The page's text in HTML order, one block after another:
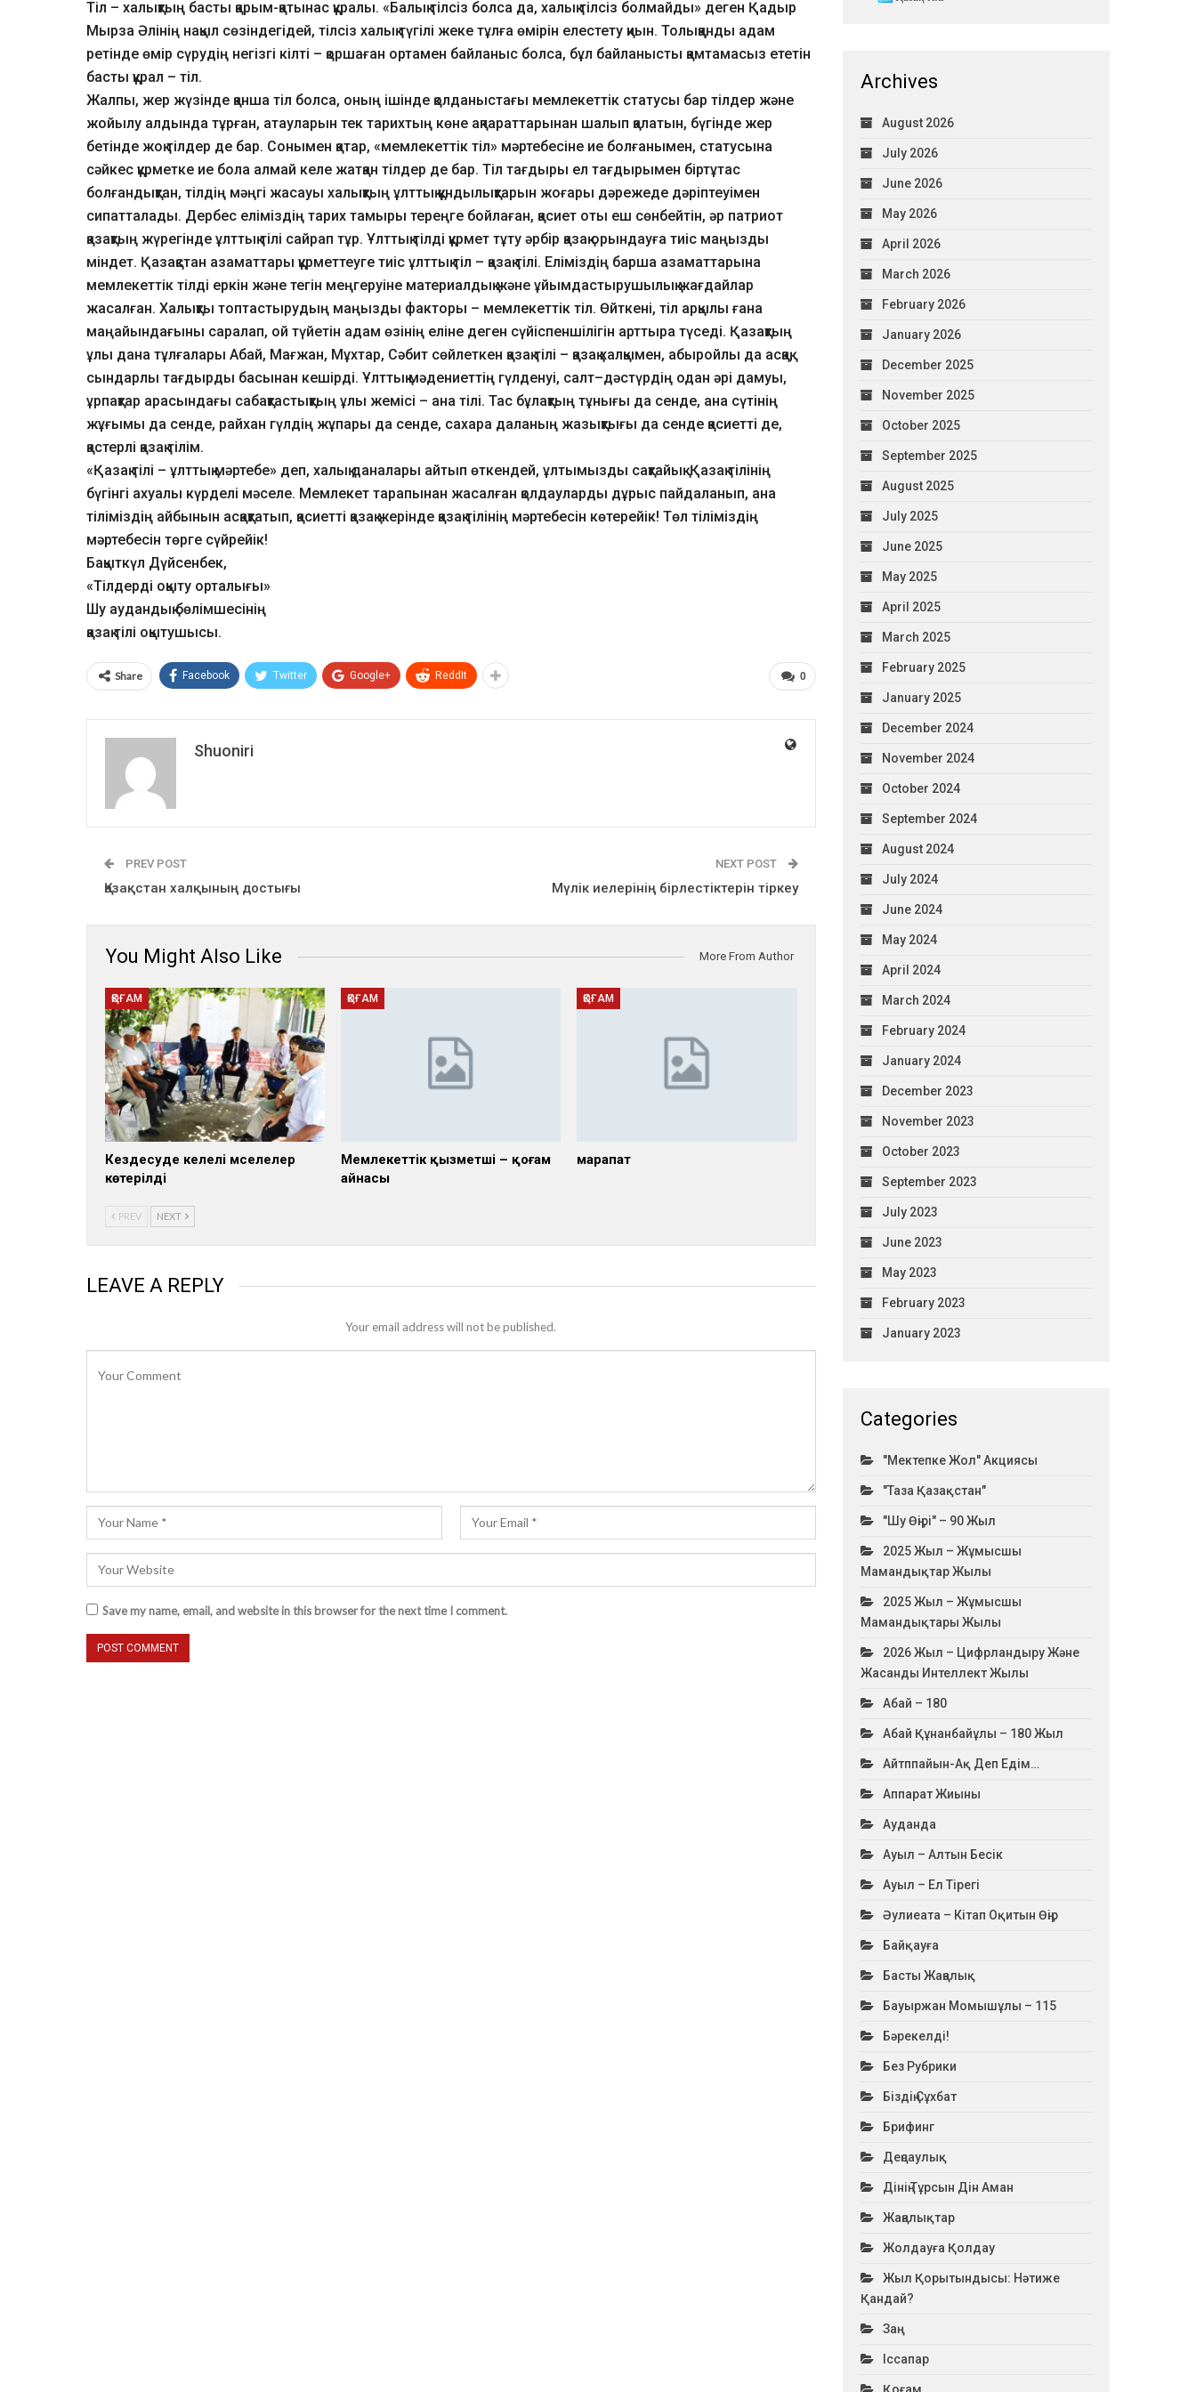
Тіл – халықтың басты қарым-қатынас құралы. «Балық тілсіз болса да, халық тілсіз болмайды» деген Қадыр
Мырза Әлінің нақыл сөзіндегідей, тілсіз халық түгілі жеке тұлға өмірін елестету қиын. Толыққанды адам
ретінде өмір сүрудің негізгі кілті – қоршаған ортамен байланыс болса, бұл байланысты қамтамасыз ететін
басты құрал – тіл.
Жалпы, жер жүзінде қанша тіл болса, оның ішінде қолданыстағы мемлекеттік статусы бар тілдер және
жойылу алдында тұрған, атауларын тек тарихтың көне ақпараттарынан шалып қалатын, бүгінде жер
бетінде жоқ тілдер де бар. Сонымен қатар, «мемлекеттік тіл» мәртебесіне ие болғанымен, статусына
сәйкес құрметке ие бола алмай келе жатқан тілдер де бар. Тіл тағдыры ел тағдырымен біртұтас
болғандықтан, тілдің мәңгі жасауы халықтың ұлттық құндылықтарын жоғары дәрежеде дәріптеуімен
сипатталады. Дербес еліміздің тарих тамыры тереңге бойлаған, қасиет оты еш сөнбейтін, әр патриот
қазақтың жүрегінде ұлттық тілі сайрап тұр. Ұлттық тілді құрмет тұту әрбір қазақ орындауға тиіс маңызды
міндет. Қазақстан азаматтары құрметтеуге тиіс ұлттық тіл – қазақ тілі. Еліміздің барша азаматтарына
мемлекеттік тілді еркін және тегін меңгеруіне материалдық және ұйымдастырушылық жағдайлар
жасалған. Халықты топтастырудың маңызды факторы – мемлекеттік тіл. Өйткені, тіл арқылы ғана
маңайындағыны саралап, ой түйетін адам өзінің еліне деген сүйіспеншілігін арттыра түседі. Қазақтың
ұлы дана тұлғалары Абай, Мағжан, Мұхтар, Сәбит сөйлеткен қазақ тілі – қазақ халқымен, абыройлы да асқақ,
сындарлы тағдырды басынан кешірді. Ұлттық мәдениеттің гүлденуі, салт–дәстүрдің одан әрі дамуы,
ұрпақтар арасындағы сабақтастықтың ұлы жемісі – ана тілі. Тас бұлақтың тұнығы да сенде, ана сүтінің
жұғымы да сенде, райхан гүлдің жұпары да сенде, сахара даланың жазықтығы да сенде қасиетті де,
қастерлі қазақ тілім.
«Қазақ тілі – ұлттық мәртебе» деп, халық даналары айтып өткендей, ұлтымызды сақтайық. Қазақ тілінің
бүгінгі ахуалы күрделі мәселе. Мемлекет тарапынан жасалған қолдауларды дұрыс пайдаланып, ана
тіліміздің айбынын асқақтатып, қасиетті қазақ жерінде қазақ тілінің мәртебесін көтерейік! Төл тіліміздің
мәртебесін төрге сүйрейік!
Бақыткүл Дүйсенбек,
«Тілдерді оқыту орталығы»
Шу аудандық бөлімшесінің
қазақ тілі оқытушысы.
0
Share Facebook Twitter Google+ ReddIt
Shuoniri
PREV POST
Қазақстан халқының достығы
NEXT POST
Мүлік иелерінің бірлестіктерін тіркеу
You Might Also Like More From Author
ҚОҒАМ
Кездесуде келелі мәселелер
көтерілді
ҚОҒАМ
Мемлекеттік қызметші – қоғам
айнасы
ҚОҒАМ
марапат
PREV NEXT
LEAVE A REPLY
Your email address will not be published.
Save my name, email, and website in this browser for the next time I comment.
Archives
August 2026
July 2026
June 2026
May 2026
April 2026
March 2026
February 2026
January 2026
December 2025
November 2025
October 2025
September 2025
August 2025
July 2025
June 2025
May 2025
April 2025
March 2025
February 2025
January 2025
December 2024
November 2024
October 2024
September 2024
August 2024
July 2024
June 2024
May 2024
April 2024
March 2024
February 2024
January 2024
December 2023
November 2023
October 2023
September 2023
July 2023
June 2023
May 2023
February 2023
January 2023
Categories
"Мектепке Жол" Акциясы
"Таза Қазақстан"
"Шу Өңірі" – 90 Жыл
2025 Жыл – Жұмысшы
Мамандықтар Жылы
2025 Жыл – Жұмысшы
Мамандықтары Жылы
2026 Жыл – Цифрландыру Және
Жасанды Интеллект Жылы
Абай – 180
Абай Құнанбайұлы – 180 Жыл
Айтппайын-Ақ Деп Едім…
Аппарат Жиыны
Ауданда
Ауыл – Алтын Бесік
Ауыл – Ел Тірегі
Әулиеата – Кітап Оқитын Өңір
Байқауға
Басты Жаңалық
Бауыржан Момышұлы – 115
Бәрекелді!
Без Рубрики
Біздің Сұхбат
Брифинг
Деңсаулық
Дінің Тұрсын Дін Аман
Жаңалықтар
Жолдауға Қолдау
Жыл Қорытындысы: Нәтиже
Қандай?
Заң
Іссапар
Қоғам